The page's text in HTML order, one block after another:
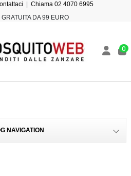
Chiama 02 4070 6995
DA 99 EURO
0
NAVIGATION